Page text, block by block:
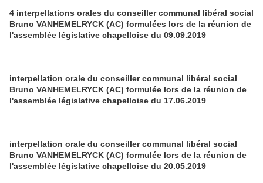
4 interpellations orales du conseiller communal libéral social
Bruno VANHEMELRYCK (AC) formulées lors de la réunion de
l'assemblée législative chapelloise du 09.09.2019
interpellation orale du conseiller communal libéral social
Bruno VANHEMELRYCK (AC) formulée lors de la réunion de
l'assemblée législative chapelloise du 17.06.2019
interpellation orale du conseiller communal libéral social
Bruno VANHEMELRYCK (AC) formulée lors de la réunion de
l'assemblée législative chapelloise du 20.05.2019